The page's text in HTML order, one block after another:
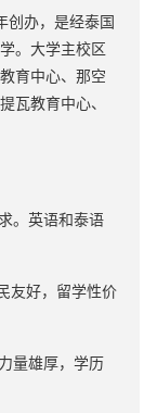
创办，是经泰国
。大学主校区
育中心、那空
瓦教育中心、
。英语和泰语
友好，留学性价
量雄厚，学历